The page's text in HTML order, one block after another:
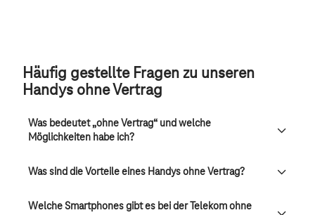
Häufig gestellte Fragen zu unseren
Handys ohne Vertrag
Was bedeutet „ohne Vertrag“ und welche
Möglichkeiten habe ich?
Was sind die Vorteile eines Handys ohne Vertrag?
Welche Smartphones gibt es bei der Telekom ohne